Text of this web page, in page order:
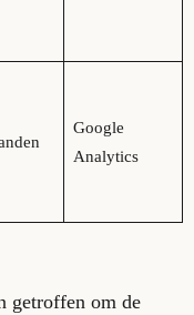
Google
Analytics
getroffen om de